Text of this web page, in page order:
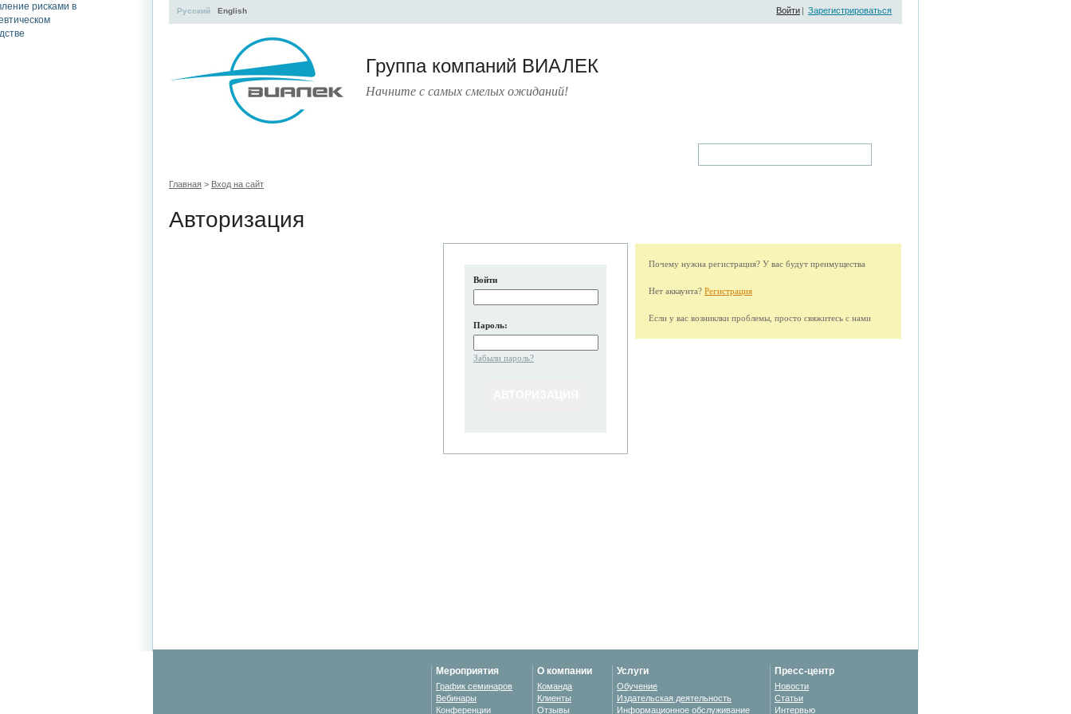
Группа компаний ВИАЛЕК
Начните с самых смелых ожиданий!
Русский English Войти | Зарегистрироваться
Главная > Вход на сайт
Авторизация
Войти
Пароль:
Забыли пароль?
Почему нужна регистрация? У вас будут преимущества
Нет аккаунта? Регистрация
Если у вас возниклки проблемы, просто свяжитесь с нами
Мероприятия
График семинаров
Вебинары
Конференции
О компании
Команда
Клиенты
Отзывы
Услуги
Обучение
Издательская деятельность
Информационное обслуживание
Пресс-центр
Новости
Статьи
Интервью